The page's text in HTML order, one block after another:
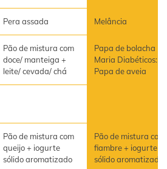
Pera assada Melância
Pão de mistura com
doce/ manteiga +
leite/ cevada/ chá
Papa de bolacha
Maria Diabéticos:
Papa de aveia
Pão de mistura com
queijo + iogurte
sólido aromatizado
Pão de mistura com
fiambre + iogurte
sólido aromatizado